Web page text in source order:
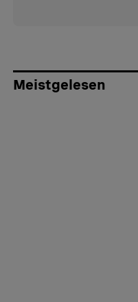
Meistgelesen